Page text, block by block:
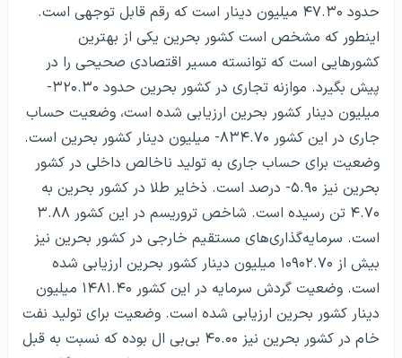
حدود ۴۷.۳۰ میلیون دینار است که رقم قابل توجهی است.
اینطور که مشخص است کشور بحرین یکی از بهترین
کشورهایی است که توانسته مسیر اقتصادی صحیحی را در
پیش بگیرد. موازنه تجاری در کشور بحرین حدود ۳۲۰.۳۰-
میلیون دینار کشور بحرین ارزیابی شده است، وضعیت حساب
جاری در این کشور ۸۳۴.۷۰- میلیون دینار کشور بحرین است.
وضعیت برای حساب جاری به تولید ناخالص داخلی در کشور
بحرین نیز ۵.۹۰- درصد است. ذخایر طلا در کشور بحرین به
۴.۷۰ تن رسیده است. شاخص تروریسم در این کشور ۳.۸۸
است. سرمایه‌گذاری‌های مستقیم خارجی در کشور بحرین نیز
بیش از ۱۰۹۰۲.۷۰ میلیون دینار کشور بحرین ارزیابی شده
است. وضعیت گردش سرمایه در این کشور ۱۴۸۱.۴۰ میلیون
دینار کشور بحرین ارزیابی شده است. وضعیت برای تولید نفت
خام در کشور بحرین نیز ۴۰.۰۰ بی‌بی ال بوده که نسبت به قبل